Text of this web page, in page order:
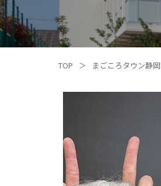
TOP ＞ まごころタウン静岡